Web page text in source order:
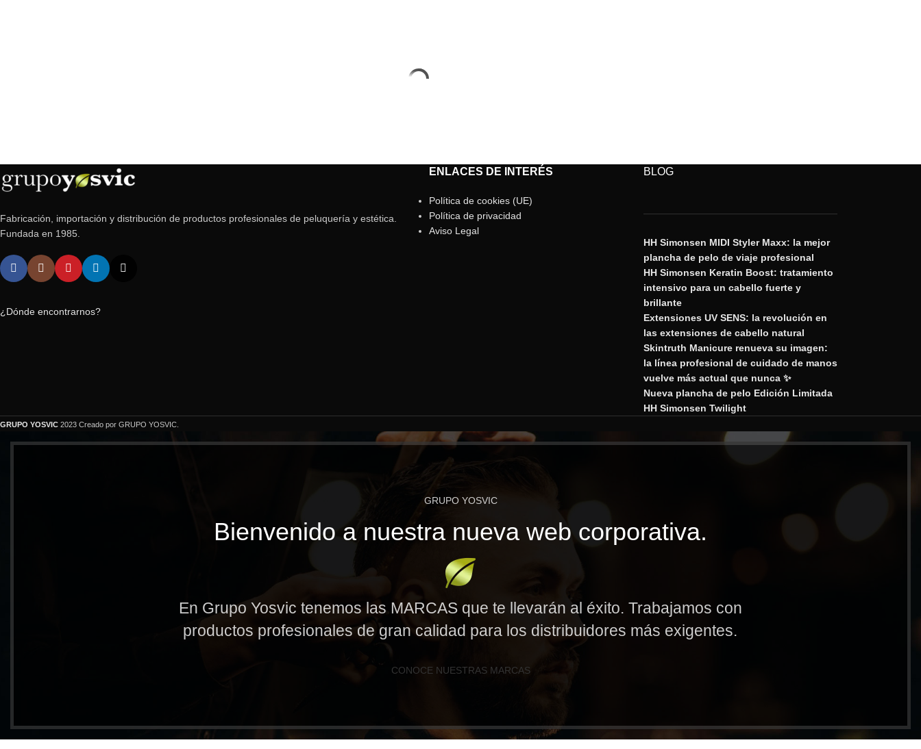
Fabricación, importación y distribución de productos profesionales de peluquería y estética.
Fundada en 1985.
¿Dónde encontrarnos?
ENLACES DE INTERÉS
Política de cookies (UE)
Política de privacidad
Aviso Legal
BLOG
HH Simonsen MIDI Styler Maxx: la mejor
plancha de pelo de viaje profesional
HH Simonsen Keratin Boost: tratamiento
intensivo para un cabello fuerte y
brillante
Extensiones UV SENS: la revolución en
las extensiones de cabello natural
Skintruth Manicure renueva su imagen:
la línea profesional de cuidado de manos
vuelve más actual que nunca ✨
Nueva plancha de pelo Edición Limitada
HH Simonsen Twilight
GRUPO YOSVIC 2023 Creado por GRUPO YOSVIC.
GRUPO YOSVIC
Bienvenido a nuestra nueva web corporativa.
En Grupo Yosvic tenemos las MARCAS que te llevarán al éxito. Trabajamos con
productos profesionales de gran calidad para los distribuidores más exigentes.
CONOCE NUESTRAS MARCAS